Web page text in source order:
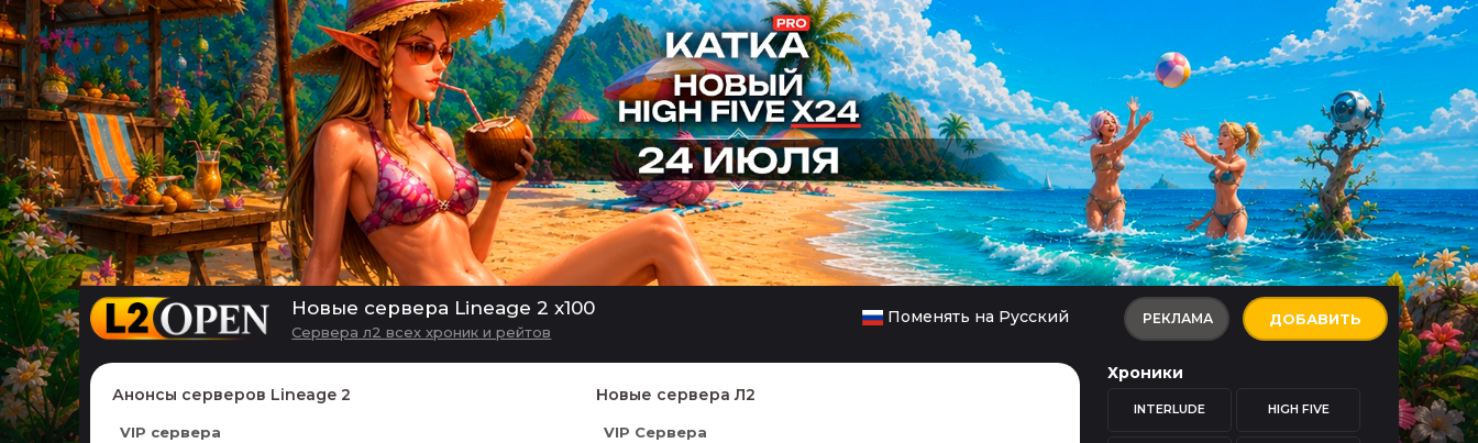
Новые сервера Lineage 2 x100
Сервера л2 всех хроник и рейтов
РЕКЛАМА ДОБАВИТЬ
Поменять на Русский
Анонсы серверов Lineage 2
VIP сервера
Новые сервера Л2
VIP Сервера
Хроники
INTERLUDE HIGH FIVE